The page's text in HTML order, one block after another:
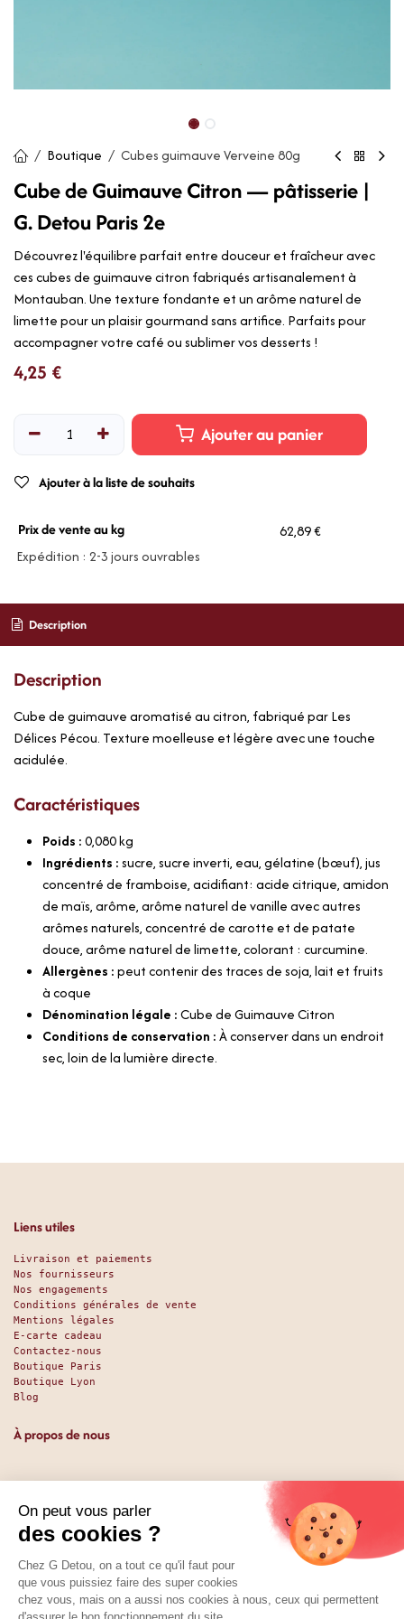
Boutique Cubes guimauve Verveine 80g
Cube de Guimauve Citron — pâtisserie |
G. Detou Paris 2e
Découvrez l'équilibre parfait entre douceur et fraîcheur avec
ces cubes de guimauve citron fabriqués artisanalement à
Montauban. Une texture fondante et un arôme naturel de
limette pour un plaisir gourmand sans artifice. Parfaits pour
accompagner votre café ou sublimer vos desserts !
4,25 €
Ajouter au panier
Ajouter à la liste de souhaits
Prix de vente au kg
62,89 €
Expédition : 2-3 jours ouvrables
Description
Description
Cube de guimauve aromatisé au citron, fabriqué par Les
Délices Pécou. Texture moelleuse et légère avec une touche
acidulée.
Caractéristiques
Poids :0,080kg
Ingrédients :sucre, sucre inverti, eau, gélatine (bœuf), jus
concentré de framboise, acidifiant: acide citrique, amidon
de maïs, arôme, arôme naturel de vanille avec autres
arômes naturels, concentré de carotte et de patate
douce, arôme naturel de limette, colorant : curcumine.
Allergènes :peut contenir des traces de soja, lait et fruits
à coque
Dénomination légale :Cube de Guimauve Citron
Conditions de conservation :À conserver dans un endroit
sec, loin de la lumière directe.
Liens utiles
Livraison et paiements
Nos fournisseurs
Nos engagements
Conditions générales de vente
Mentions légales
E-carte cadeau
Contactez-nous
Boutique Paris
Boutique Lyon
Blog
À propos de nous
Depuis 1951, nous accueillons les gourmands et les gourmets
en leur promettant des produits de qualité au meilleur
prix. Que vous soyez des pros ou des particuliers, que vous
cherchiez du sucré ou du salé, nous avons sans doute ce
qu’il vous faut. Et même des choses que vous ne soupçonniez
pas. La boutique existe depuis 1951, la vente en ligne
depuis 2025.